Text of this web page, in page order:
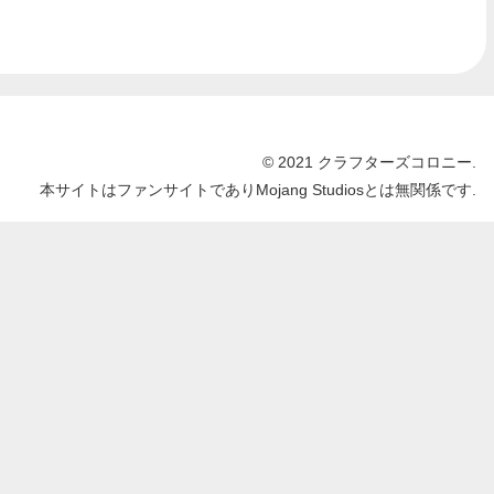
© 2021 クラフターズコロニー.
本サイトはファンサイトでありMojang Studiosとは無関係です.